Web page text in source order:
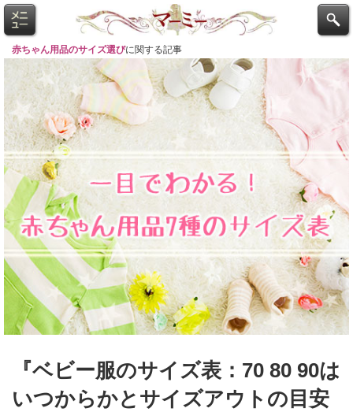
赤ちゃん用品のサイズ選びに関する記事
『ベビー服のサイズ表：70 80 90は
いつからかとサイズアウトの目安